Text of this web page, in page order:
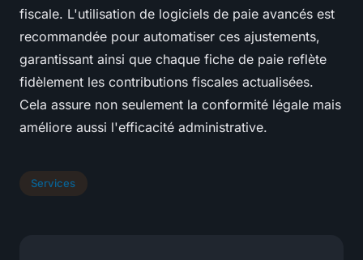
fiscale. L'utilisation de logiciels de paie avancés est
recommandée pour automatiser ces ajustements,
garantissant ainsi que chaque fiche de paie reflète
fidèlement les contributions fiscales actualisées.
Cela assure non seulement la conformité légale mais
améliore aussi l'efficacité administrative.
Services